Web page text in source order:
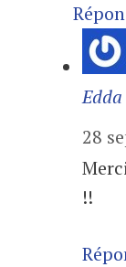
Edda
28
!!